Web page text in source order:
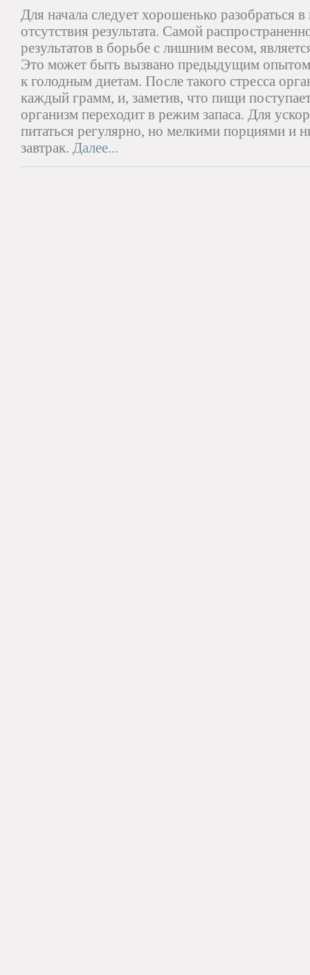
Для начала следует хорошенько разобраться
отсутствия результата. Самой
результатов в борьбе с лишним весом,
Это может быть вызвано предыдущим
к голодным диетам. После такого стресса
каждый грамм, и, заметив, что пищи
организм переходит в режим запаса. Для
питаться регулярно, но мелкими порциями и
завтрак. Далее...